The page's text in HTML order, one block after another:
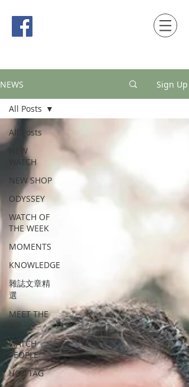
NEWS Sign Up
All Posts
NEW
WATCH
NEW SHOP
ODYSSEY
WATCH OF
THE WEEK
MOMENTS
KNOWLEDGE
雜誌文章精
選
MEET THE
WATCH
PEOPLE
HOT TAG
All Posts